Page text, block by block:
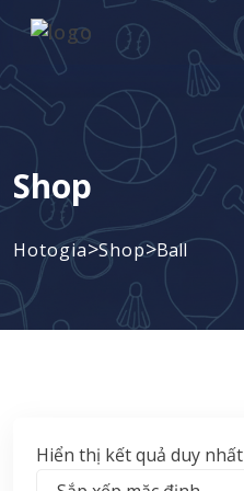
Shop
Hotogia>Shop>Ball
Hiển thị kết quả duy nhất